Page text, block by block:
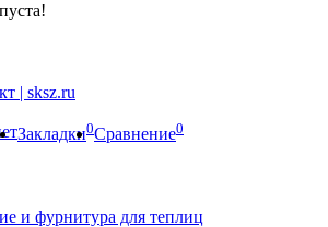
Закладки0Сравнение0
и фурнитура для теплиц